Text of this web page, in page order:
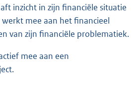
inzicht in zijn financiële situatie
werkt mee aan het financieel
van zijn financiële problematiek.
mee aan een